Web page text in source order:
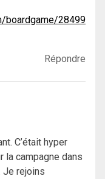
boardgame/28499
Répondre
C’était hyper
la campagne dans
Je rejoins